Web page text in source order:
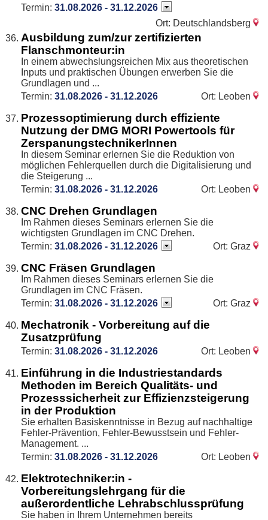
Termin: 31.08.2026 - 31.12.2026
Ort: Deutschlandsberg
Ausbildung zum/zur zertifizierten
Flanschmonteur:in
In einem abwechslungsreichen Mix aus theoretischen
Inputs und praktischen Übungen erwerben Sie die
Grundlagen und ...
Termin: 31.08.2026 - 31.12.2026 Ort: Leoben
Prozessoptimierung durch effiziente
Nutzung der DMG MORI Powertools für
ZerspanungstechnikerInnen
In diesem Seminar erlernen Sie die Reduktion von
möglichen Fehlerquellen durch die Digitalisierung und
die Steigerung ...
Termin: 31.08.2026 - 31.12.2026 Ort: Leoben
CNC Drehen Grundlagen
Im Rahmen dieses Seminars erlernen Sie die
wichtigsten Grundlagen im CNC Drehen.
Termin: 31.08.2026 - 31.12.2026 Ort: Graz
CNC Fräsen Grundlagen
Im Rahmen dieses Seminars erlernen Sie die
Grundlagen im CNC Fräsen.
Termin: 31.08.2026 - 31.12.2026 Ort: Graz
Mechatronik - Vorbereitung auf die
Zusatzprüfung
Termin: 31.08.2026 - 31.12.2026 Ort: Leoben
Einführung in die Industriestandards
Methoden im Bereich Qualitäts- und
Prozesssicherheit zur Effizienzsteigerung
in der Produktion
Sie erhalten Basiskenntnisse in Bezug auf nachhaltige
Fehler-Prävention, Fehler-Bewusstsein und Fehler-
Management. ...
Termin: 31.08.2026 - 31.12.2026 Ort: Leoben
Elektrotechniker:in -
Vorbereitungslehrgang für die
außerordentliche Lehrabschlussprüfung
Sie haben in Ihrem Unternehmen bereits